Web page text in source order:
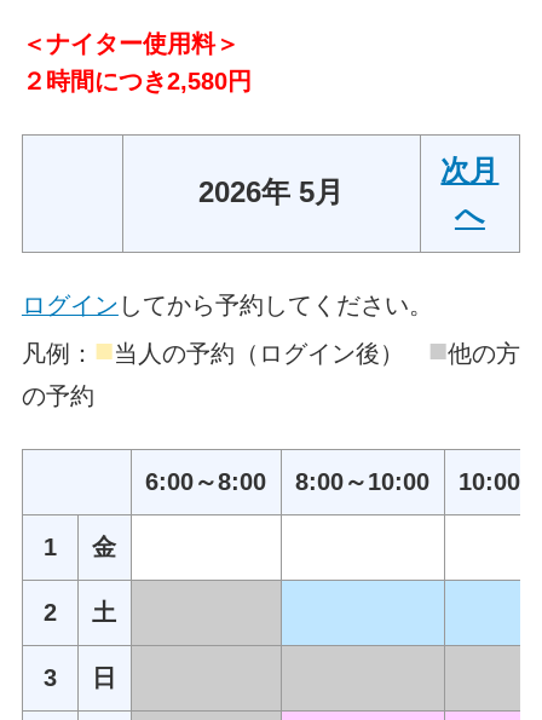
＜ナイター使用料＞
２時間につき2,580円
2026年 5月
次月
へ
ログイン してから予約してください。
凡例： ■当人の予約（ログイン後） ■他の方
の予約
6:00～8:00 8:00～10:00 10:00
1 金
2 土
3 日